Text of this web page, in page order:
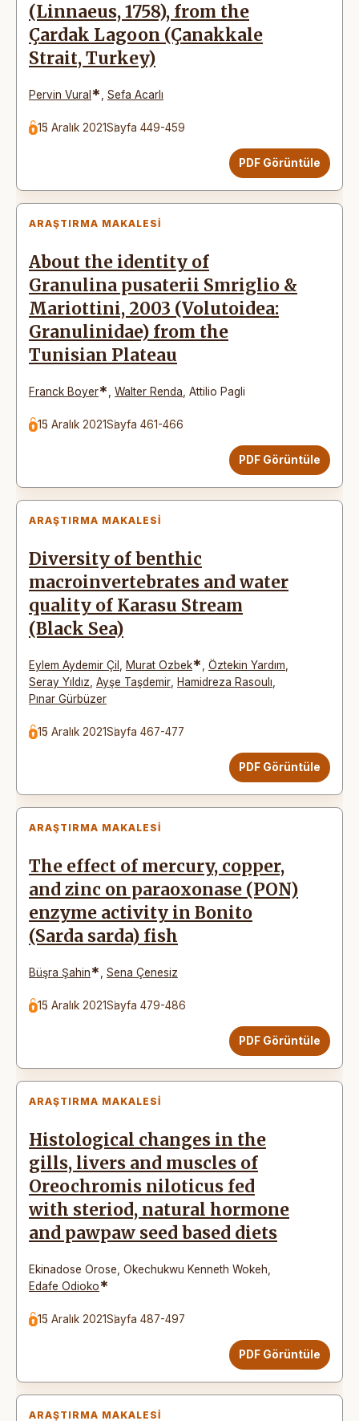
(Linnaeus, 1758), from the
Çardak Lagoon (Çanakkale
Strait, Turkey)
Pervin Vural * Sefa Acarlı
15 Aralık 2021Sayfa 449-459
PDF Görüntüle
ARAŞTIRMA MAKALESI
About the identity of
Granulina pusaterii Smriglio &
Mariottini, 2003 (Volutoidea:
Granulinidae) from the
Tunisian Plateau
Franck Boyer* Walter Renda Attilio Pagli
15 Aralık 2021Sayfa 461-466
PDF Görüntüle
ARAŞTIRMA MAKALESI
Diversity of benthic
macroinvertebrates and water
quality of Karasu Stream
(Black Sea)
Eylem Aydemir Çil Murat Ozbek* Öztekin Yardım
Seray Yıldız Ayşe Taşdemir Hamidreza Rasoulı
Pınar Gürbüzer
15 Aralık 2021Sayfa 467-477
PDF Görüntüle
ARAŞTIRMA MAKALESI
The effect of mercury, copper,
and zinc on paraoxonase (PON)
enzyme activity in Bonito
(Sarda sarda) fish
Büşra Şahin* Sena Çenesiz
15 Aralık 2021Sayfa 479-486
PDF Görüntüle
ARAŞTIRMA MAKALESI
Histological changes in the
gills, livers and muscles of
Oreochromis niloticus fed
with steriod, natural hormone
and pawpaw seed based diets
Ekinadose Orose Okechukwu Kenneth Wokeh
Edafe Odioko*
15 Aralık 2021Sayfa 487-497
PDF Görüntüle
ARAŞTIRMA MAKALESI